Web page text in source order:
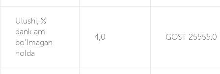
Ulushi, %
dank am
bo’lmagan
holda
4,0 GOST 25555.0